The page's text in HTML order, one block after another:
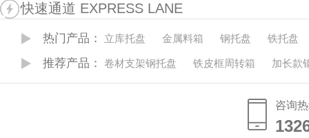
快速通道 EXPRESS LANE
热门产品： 立库托盘 金属料箱 钢托盘 铁托盘
推荐产品： 卷材支架钢托盘 铁皮框周转箱 加长款
咨询